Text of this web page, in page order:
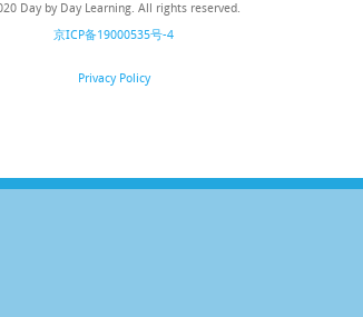
Day by Day Learning. All rights reserved.
京ICP备19000535号-4
Privacy Policy